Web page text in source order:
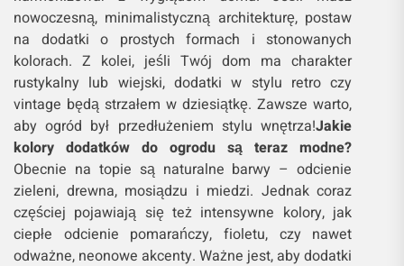
nowoczesną, minimalistyczną architekturę, postaw
na dodatki o prostych formach i stonowanych
kolorach. Z kolei, jeśli Twój dom ma charakter
rustykalny lub wiejski, dodatki w stylu retro czy
vintage będą strzałem w dziesiątkę. Zawsze warto,
aby ogród był przedłużeniem stylu wnętrza!Jakie
kolory dodatków do ogrodu są teraz modne?
Obecnie na topie są naturalne barwy – odcienie
zieleni, drewna, mosiądzu i miedzi. Jednak coraz
częściej pojawiają się też intensywne kolory, jak
ciepłe odcienie pomarańczy, fioletu, czy nawet
odważne, neonowe akcenty. Ważne jest, aby dodatki